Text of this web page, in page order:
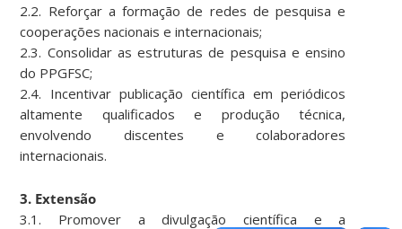
2.2. Reforçar a formação de redes de pesquisa e
cooperações nacionais e internacionais;
2.3. Consolidar as estruturas de pesquisa e ensino
do PPGFSC;
2.4. Incentivar publicação científica em periódicos
altamente qualificados e produção técnica,
envolvendo discentes e colaboradores
internacionais.
3. Extensão
3.1. Promover a divulgação científica e a